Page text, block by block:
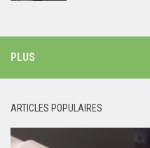
PLUS
ARTICLES POPULAIRES